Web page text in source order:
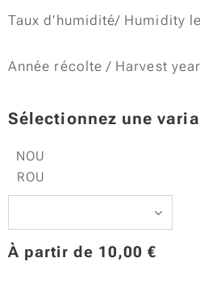
Taux d'humidité/ Humidity
Année récolte / Harvest
Sélectionnez une
NOU
ROU
À partir de 10,00 €